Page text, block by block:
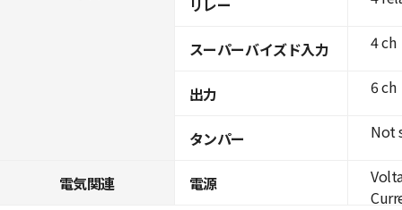
スーパーバイズド入力
出力
タンパー
電気関連 電源
4 ch
6 ch
Not